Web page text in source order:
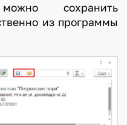
сохранить
из программы